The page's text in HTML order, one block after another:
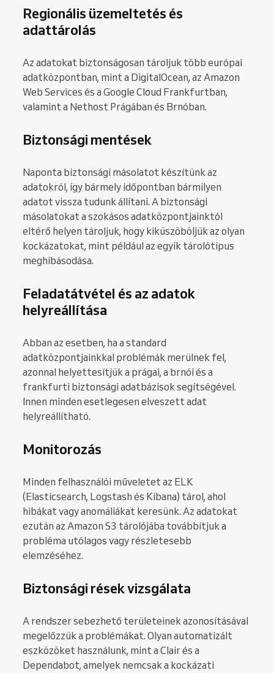
Regionális üzemeltetés és
adattárolás
Az adatokat biztonságosan tároljuk több európai
adatközpontban, mint a DigitalOcean, az Amazon
Web Services és a Google Cloud Frankfurtban,
valamint a Nethost Prágában és Brnóban.
Biztonsági mentések
Naponta biztonsági másolatot készítünk az
adatokról, így bármely időpontban bármilyen
adatot vissza tudunk állítani. A biztonsági
másolatokat a szokásos adatközpontjainktól
eltérő helyen tároljuk, hogy kiküszöböljük az olyan
kockázatokat, mint például az egyik tárolótípus
meghibásodása.
Feladatátvétel és az adatok
helyreállítása
Abban az esetben, ha a standard
adatközpontjainkkal problémák merülnek fel,
azonnal helyettesítjük a prágai, a brnói és a
frankfurti biztonsági adatbázisok segítségével.
Innen minden esetlegesen elveszett adat
helyreállítható.
Monitorozás
Minden felhasználói műveletet az ELK
(Elasticsearch, Logstash és Kibana) tárol, ahol
hibákat vagy anomáliákat keresünk. Az adatokat
ezután az Amazon S3 tárolójába továbbítjuk a
probléma utólagos vagy részletesebb
elemzéséhez.
Biztonsági rések vizsgálata
A rendszer sebezhető területeinek azonosításával
megelőzzük a problémákat. Olyan automatizált
eszközöket használunk, mint a Clair és a
Dependabot, amelyek nemcsak a kockázati